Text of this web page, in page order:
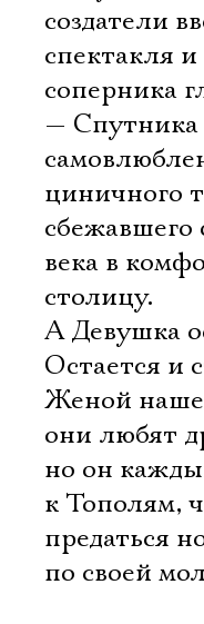
создатели
спектакля
соперника
—
циничного
сбежавшего
века в
столицу.
А Девушка
Остается и
Женой
они любят
но он
к Тополям,
предаться
по своей